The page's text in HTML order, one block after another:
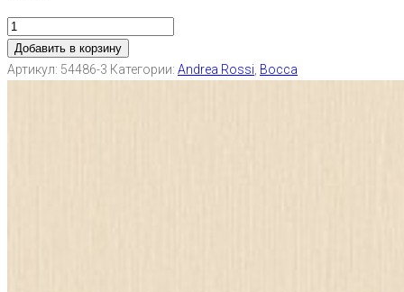
Добавить в корзину
Артикул: 54486-3 Категории: Andrea Rossi Bocca